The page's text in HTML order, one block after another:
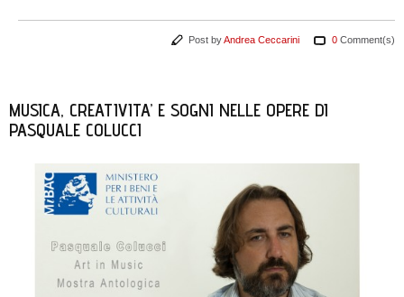
Post byAndrea Ceccarini 0 Comment(s)
MUSICA, CREATIVITA’ E SOGNI NELLE OPERE DI
PASQUALE COLUCCI